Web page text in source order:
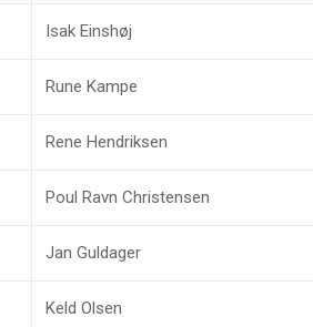
Isak Einshøj
Rune Kampe
Rene Hendriksen
Poul Ravn Christensen
Jan Guldager
Keld Olsen